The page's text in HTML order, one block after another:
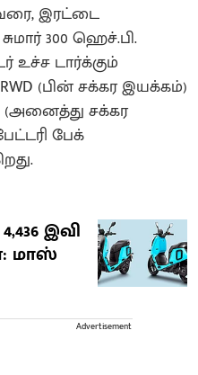
இரட்டை
300 ஹெச்.பி.
உச்ச டார்க்கும்
RWD (பின் சக்கர இயக்கம்)
(அனைத்து சக்கர
பேக்
இவி
மாஸ்
Advertisement